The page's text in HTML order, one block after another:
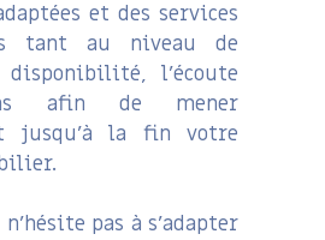
et des services
tant au niveau de
l’écoute
afin de mener
jusqu’à la fin votre
pas à s’adapter